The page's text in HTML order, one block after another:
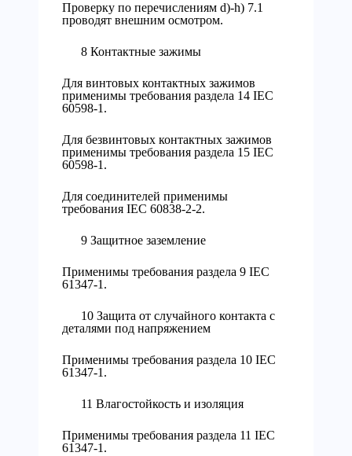
Проверку по перечислениям d)-h) 7.1
проводят внешним осмотром.
8 Контактные зажимы
Для винтовых контактных зажимов
применимы требования раздела 14 IEC
60598-1.
Для безвинтовых контактных зажимов
применимы требования раздела 15 IEC
60598-1.
Для соединителей применимы
требования IEC 60838-2-2.
9 Защитное заземление
Применимы требования раздела 9 IEC
61347-1.
10 Защита от случайного контакта с
деталями под напряжением
Применимы требования раздела 10 IEC
61347-1.
11 Влагостойкость и изоляция
Применимы требования раздела 11 IEC
61347-1.